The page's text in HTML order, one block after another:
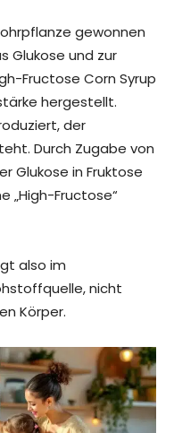
gewonnen
Glukose und zur
Fructose Corn Syrup
hergestellt.
der
Durch Zugabe von
Glukose in Fruktose
„High-Fructose“
also im
nicht
Körper.